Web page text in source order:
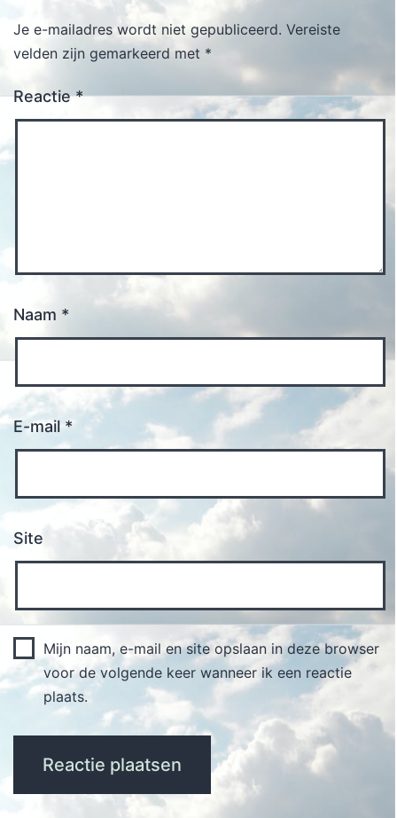
Je e-mailadres wordt niet gepubliceerd. Vereiste
velden zijn gemarkeerd met *
Reactie*
Naam *
E-mail *
Site
Mijn naam, e-mail en site opslaan in deze browser
voor de volgende keer wanneer ik een reactie
plaats.